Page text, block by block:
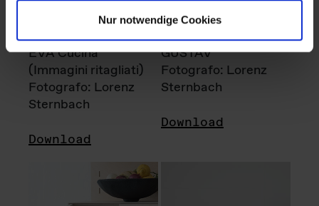
Nur notwendige Cookies
EVA Cucina
(Immagini ritagliati)
Fotografo: Lorenz
Sternbach
Download
GUSTAV
Fotografo: Lorenz
Sternbach
Download